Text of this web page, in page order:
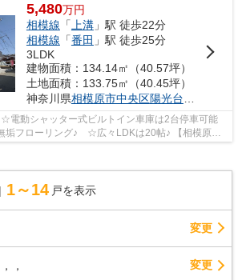
5,480万円
相模線 「上溝」駅 徒歩22分
相模線 「番田 」駅 徒歩25分
3LDK
建物面積：134.14㎡（40.57坪）
土地面積：133.75㎡（40.45坪）
神奈川県相模原市中央区陽光台５丁目
☆電動シャッター式ビルトイン車庫は2台停車可能
フローリング♪ ☆広々LDKは20帖♪ 【相模原市
1～14 戸を表示
変更
，， 変更